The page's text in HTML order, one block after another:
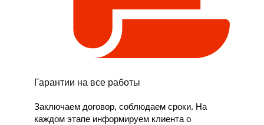
Гарантии на все работы
Заключаем договор, соблюдаем сроки. На
каждом этапе информируем клиента о